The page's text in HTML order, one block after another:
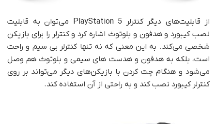
از قابلیت‌های دیگر کنترلر PlayStation 5 می‌توان به قابلیت
نصب کیبورد و هدفون و بلوتوث اشاره کرد و کنترلر را برای بازیکن
شخصی می‌کند. به این معنی که نه تنها کنترلر بی سیم و راحت
است، بلکه به هدفون و هدست های سیمی و بلوتوث هم وصل
می‌شود و هنگام چت کردن با بازیکن‌های دیگر می‌تواند بر روی
کنترلر کیبورد نصب کند و به راحتی از آن استفاده کند.